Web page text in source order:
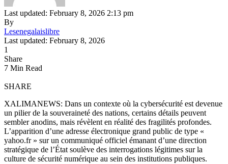
Last updated: February 8, 2026 2:13 pm
By
Lesenegalaislibre
Last updated: February 8, 2026
1
Share
7 Min Read
SHARE
XALIMANEWS: Dans un contexte où la cybersécurité est devenue
un pilier de la souveraineté des nations, certains détails peuvent
sembler anodins, mais révèlent en réalité des fragilités profondes.
L’apparition d’une adresse électronique grand public de type «
yahoo.fr » sur un communiqué officiel émanant d’une direction
stratégique de l’État soulève des interrogations légitimes sur la
culture de sécurité numérique au sein des institutions publiques.